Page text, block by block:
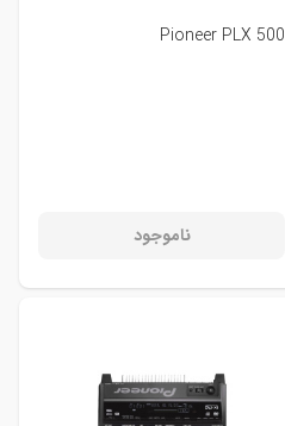
Pioneer PLX 500
ناموجود